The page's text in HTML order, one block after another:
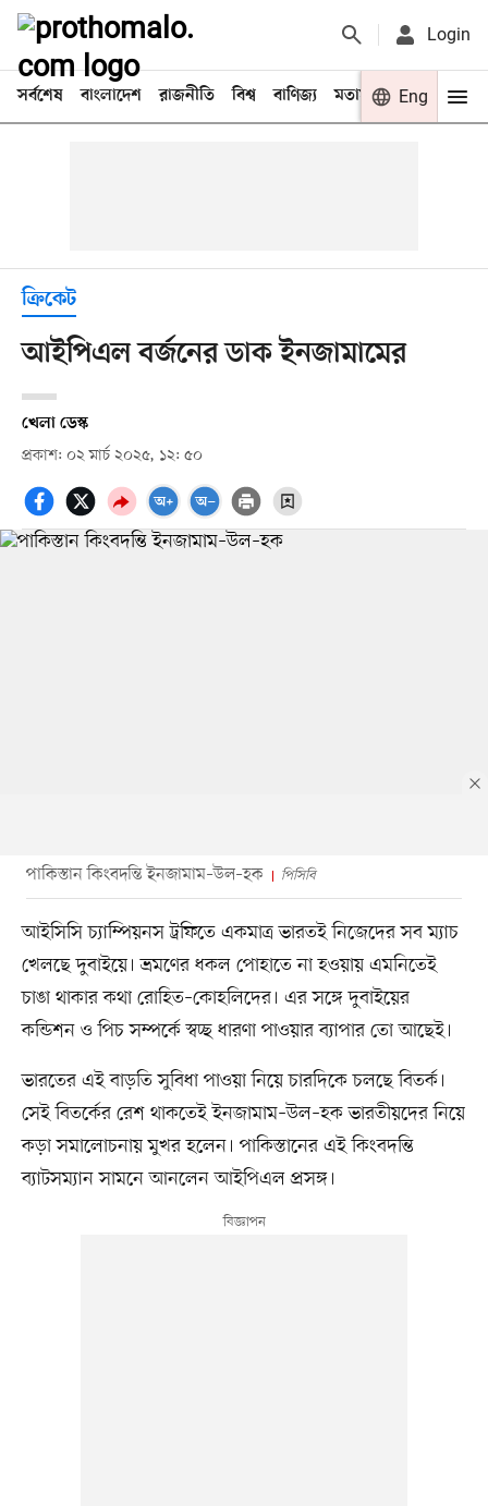
Login
সর্বশেষ বাংলাদেশ রাজনীতি বিশ্ব বাণিজ্য মতামত খেলা
Eng
ক্রিকেট
আইপিএল বর্জনের ডাক ইনজামামের
খেলা ডেস্ক
প্রকাশ: ০২ মার্চ ২০২৫, ১২: ৫০
পাকিস্তান কিংবদন্তি ইনজামাম–উল–হক পিসিবি
আইসিসি চ্যাম্পিয়নস ট্রফিতে একমাত্র ভারতই নিজেদের সব ম্যাচ
খেলছে দুবাইয়ে। ভ্রমণের ধকল পোহাতে না হওয়ায় এমনিতেই
চাঙা থাকার কথা রোহিত–কোহলিদের। এর সঙ্গে দুবাইয়ের
কন্ডিশন ও পিচ সম্পর্কে স্বচ্ছ ধারণা পাওয়ার ব্যাপার তো আছেই।
ভারতের এই বাড়তি সুবিধা পাওয়া নিয়ে চারদিকে চলছে বিতর্ক।
সেই বিতর্কের রেশ থাকতেই ইনজামাম–উল–হক ভারতীয়দের নিয়ে
কড়া সমালোচনায় মুখর হলেন। পাকিস্তানের এই কিংবদন্তি
ব্যাটসম্যান সামনে আনলেন আইপিএল প্রসঙ্গ।